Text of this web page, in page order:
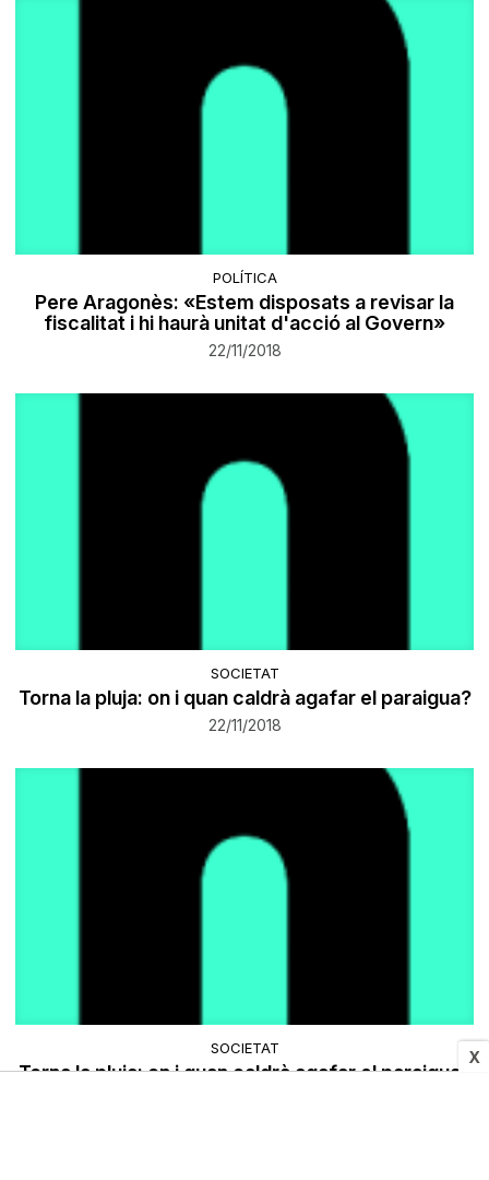
X
POLÍTICA
Pere Aragonès: «Estem disposats a revisar la
fiscalitat i hi haurà unitat d'acció al Govern»
22/11/2018
SOCIETAT
Torna la pluja: on i quan caldrà agafar el paraigua?
22/11/2018
SOCIETAT
Torna la pluja: on i quan caldrà agafar el paraigua?